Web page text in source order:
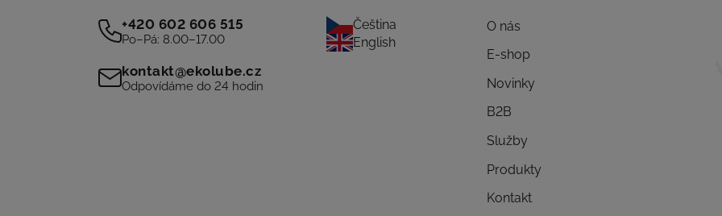
+420 602 606 515
Po–Pá: 8.00–17.00
kontakt@ekolube.cz
Odpovídáme do 24 hodin
Čeština
English
O nás
E-shop
Novinky
B2B
Služby
Produkty
Kontakt